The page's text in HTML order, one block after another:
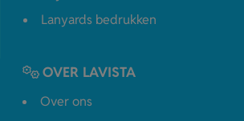
Lanyards bedrukken
OVER LAVISTA
Over ons